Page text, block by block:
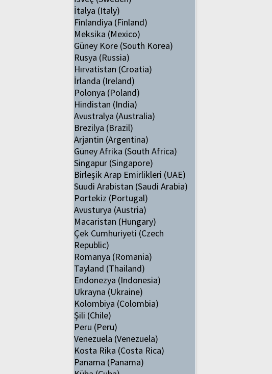
İtalya (Italy)
Finlandiya (Finland)
Meksika (Mexico)
Güney Kore (South Korea)
Rusya (Russia)
Hırvatistan (Croatia)
İrlanda (Ireland)
Polonya (Poland)
Hindistan (India)
Avustralya (Australia)
Brezilya (Brazil)
Arjantin (Argentina)
Güney Afrika (South Africa)
Singapur (Singapore)
Birleşik Arap Emirlikleri (UAE)
Suudi Arabistan (Saudi Arabia)
Portekiz (Portugal)
Avusturya (Austria)
Macaristan (Hungary)
Çek Cumhuriyeti (Czech
Republic)
Romanya (Romania)
Tayland (Thailand)
Endonezya (Indonesia)
Ukrayna (Ukraine)
Kolombiya (Colombia)
Şili (Chile)
Peru (Peru)
Venezuela (Venezuela)
Kosta Rika (Costa Rica)
Panama (Panama)